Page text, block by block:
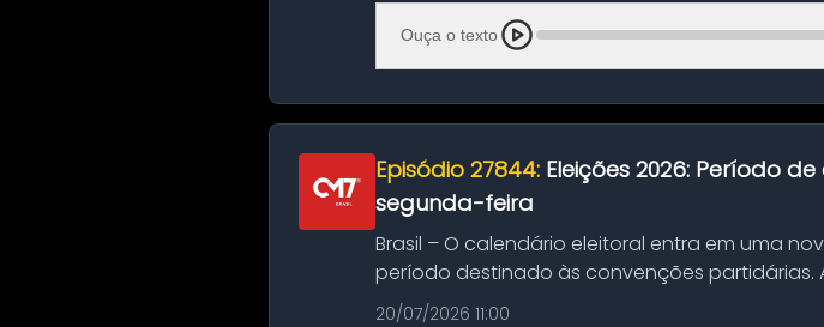
Ouça o texto
Episódio 27844: Eleições 2026: Período
segunda-feira
Brasil – O calendário eleitoral entra em uma
período destinado às convenções
oficializa...
20/07/2026 11:00